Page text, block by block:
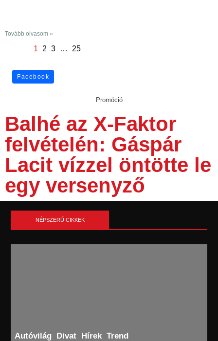
Tovább olvasom »
1 2 3 … 25
Facebook
Promóció
Balhé az X-Faktor
felvételén: Gáspár
Lacit vízzel öntötte le
egy versenyző
NÉPSZERŰ CIKKEK
Autóvilág Divat Hírek Trend